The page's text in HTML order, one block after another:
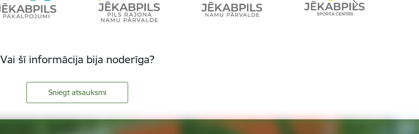
Vai šī informācija bija noderīga?
Sniegt atsauksmi